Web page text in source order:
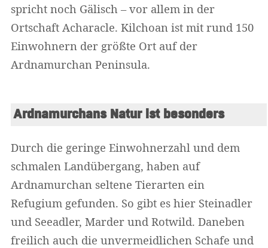
spricht noch Gälisch – vor allem in der
Ortschaft Acharacle. Kilchoan ist mit rund 150
Einwohnern der größte Ort auf der
Ardnamurchan Peninsula.
Ardnamurchans Natur ist besonders
Durch die geringe Einwohnerzahl und dem
schmalen Landübergang, haben auf
Ardnamurchan seltene Tierarten ein
Refugium gefunden. So gibt es hier Steinadler
und Seeadler, Marder und Rotwild. Daneben
freilich auch die unvermeidlichen Schafe und